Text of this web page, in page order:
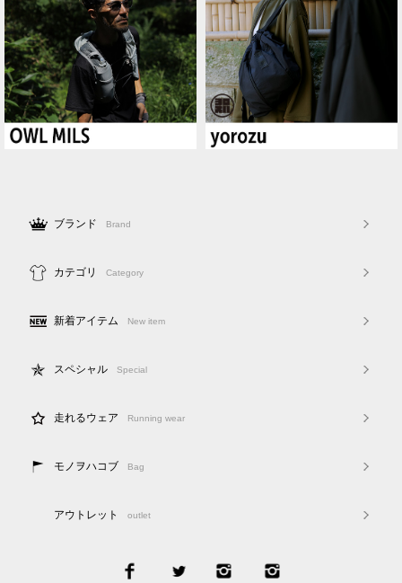
ブランド Brand
カテゴリ Category
新着アイテム New item
スペシャル Special
走れるウェア Running wear
モノヲハコブ Bag
アウトレット outlet